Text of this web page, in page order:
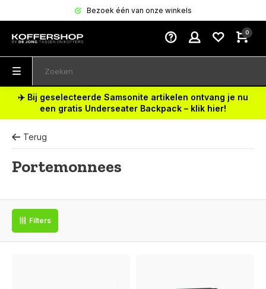
Bezoek één van onze winkels
0
✈️ Bij geselecteerde Samsonite artikelen ontvang je nu
een gratis Underseater Backpack – klik hier!
Terug
Portemonnees
Filters